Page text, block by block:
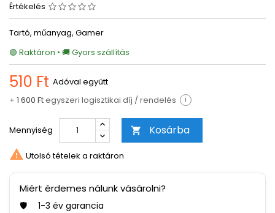
Értékelés
Tartó, műanyag, Gamer
🟢 Raktáron • 🚚 Gyors szállítás
510 Ft Adóval együtt
+ 1 600 Ftegyszeri logisztikai díj / rendelés i
Mennyiség  Kosárba
 Utolsó tételek a raktáron
Miért érdemes nálunk vásárolni?
🛡️
1-3 év garancia